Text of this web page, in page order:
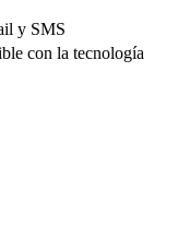
y SMS
con la tecnología